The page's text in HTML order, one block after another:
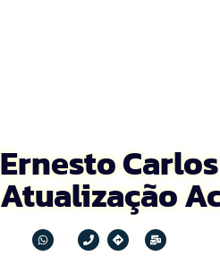
Ernesto
Atualização